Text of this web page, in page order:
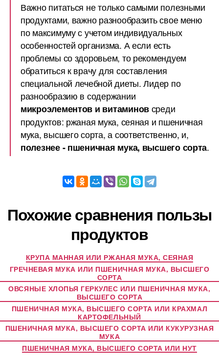
Важно питаться не только самыми полезными
продуктами, важно разнообразить свое меню
по максимуму с учетом индивидуальных
особенностей организма. А если есть
проблемы со здоровьем, то рекомендуем
обратиться к врачу для составления
специальной лечебной диеты. Лидер по
разнообразию в содержании
микроэлементов и витаминовсреди
продуктов: ржаная мука, сеяная и пшеничная
мука, высшего сорта, а соответственно, и,
полезнее - пшеничная мука, высшего сорта.
Похожие сравнения пользы
продуктов
КРУПА МАННАЯ ИЛИ РЖАНАЯ МУКА, СЕЯНАЯ
ГРЕЧНЕВАЯ МУКА ИЛИ ПШЕНИЧНАЯ МУКА, ВЫСШЕГО
СОРТА
ОВСЯНЫЕ ХЛОПЬЯ ГЕРКУЛЕС ИЛИ ПШЕНИЧНАЯ МУКА,
ВЫСШЕГО СОРТА
ПШЕНИЧНАЯ МУКА, ВЫСШЕГО СОРТА ИЛИ КРАХМАЛ
КАРТОФЕЛЬНЫЙ
ПШЕНИЧНАЯ МУКА, ВЫСШЕГО СОРТА ИЛИ КУКУРУЗНАЯ
МУКА
ПШЕНИЧНАЯ МУКА, ВЫСШЕГО СОРТА ИЛИ НУТ